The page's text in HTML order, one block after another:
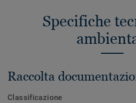
Specifiche
Raccolta
Classificazione